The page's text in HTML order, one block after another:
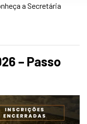
a Secretária
– Passo